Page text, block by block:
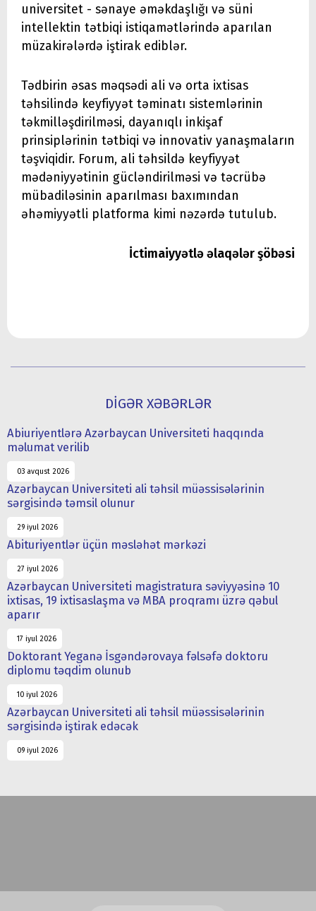
universitet - sənaye əməkdaşlığı və süni
intellektin tətbiqi istiqamətlərində aparılan
müzakirələrdə iştirak ediblər.
Tədbirin əsas məqsədi ali və orta ixtisas
təhsilində keyfiyyət təminatı sistemlərinin
təkmilləşdirilməsi, dayanıqlı inkişaf
prinsiplərinin tətbiqi və innovativ yanaşmaların
təşviqidir. Forum, ali təhsildə keyfiyyət
mədəniyyətinin gücləndirilməsi və təcrübə
mübadiləsinin aparılması baxımından
əhəmiyyətli platforma kimi nəzərdə tutulub.
İctimaiyyətlə əlaqələr şöbəsi
DİGƏR XƏBƏRLƏR
Abiuriyentlərə Azərbaycan Universiteti haqqında
məlumat verilib
03 avqust 2026
Azərbaycan Universiteti ali təhsil müəssisələrinin
sərgisində təmsil olunur
29 iyul 2026
Abituriyentlər üçün məsləhət mərkəzi
27 iyul 2026
Azərbaycan Universiteti magistratura səviyyəsinə 10
ixtisas, 19 ixtisaslaşma və MBA proqramı üzrə qəbul
aparır
17 iyul 2026
Doktorant Yeganə İsgəndərovaya fəlsəfə doktoru
diplomu təqdim olunub
10 iyul 2026
Azərbaycan Universiteti ali təhsil müəssisələrinin
sərgisində iştirak edəcək
09 iyul 2026